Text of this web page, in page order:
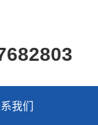
我们